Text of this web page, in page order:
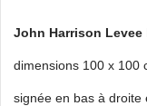
John Harrison Levee
dimensions 100 x 100
signée en bas à droite